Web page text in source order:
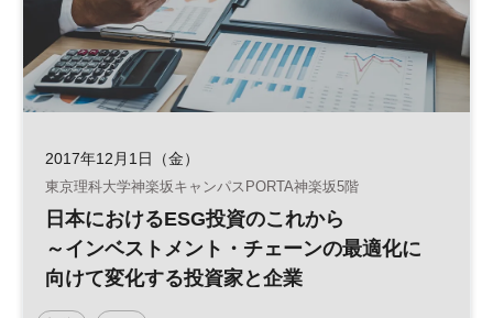
2017年12月1日（金）
東京理科大学神楽坂キャンパスPORTA神楽坂5階
日本におけるESG投資のこれから
～インベストメント・チェーンの最適化に
向けて変化する投資家と企業